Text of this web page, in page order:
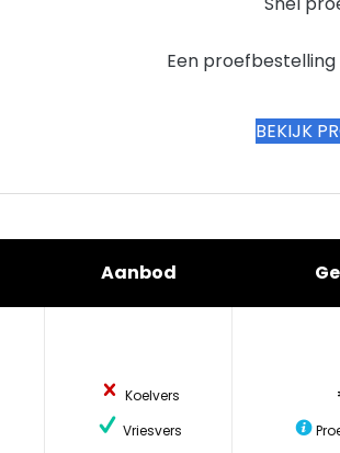
Een
BEKIJK
Aanbod
Koelvers
Vriesvers